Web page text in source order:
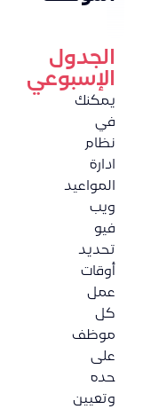
الجدول
الإسبوعي
يمكنك
في
نظام
ادارة
المواعيد
ويب
فيو
تحديد
أوقات
عمل
كل
موظف
على
حده
وتعيين